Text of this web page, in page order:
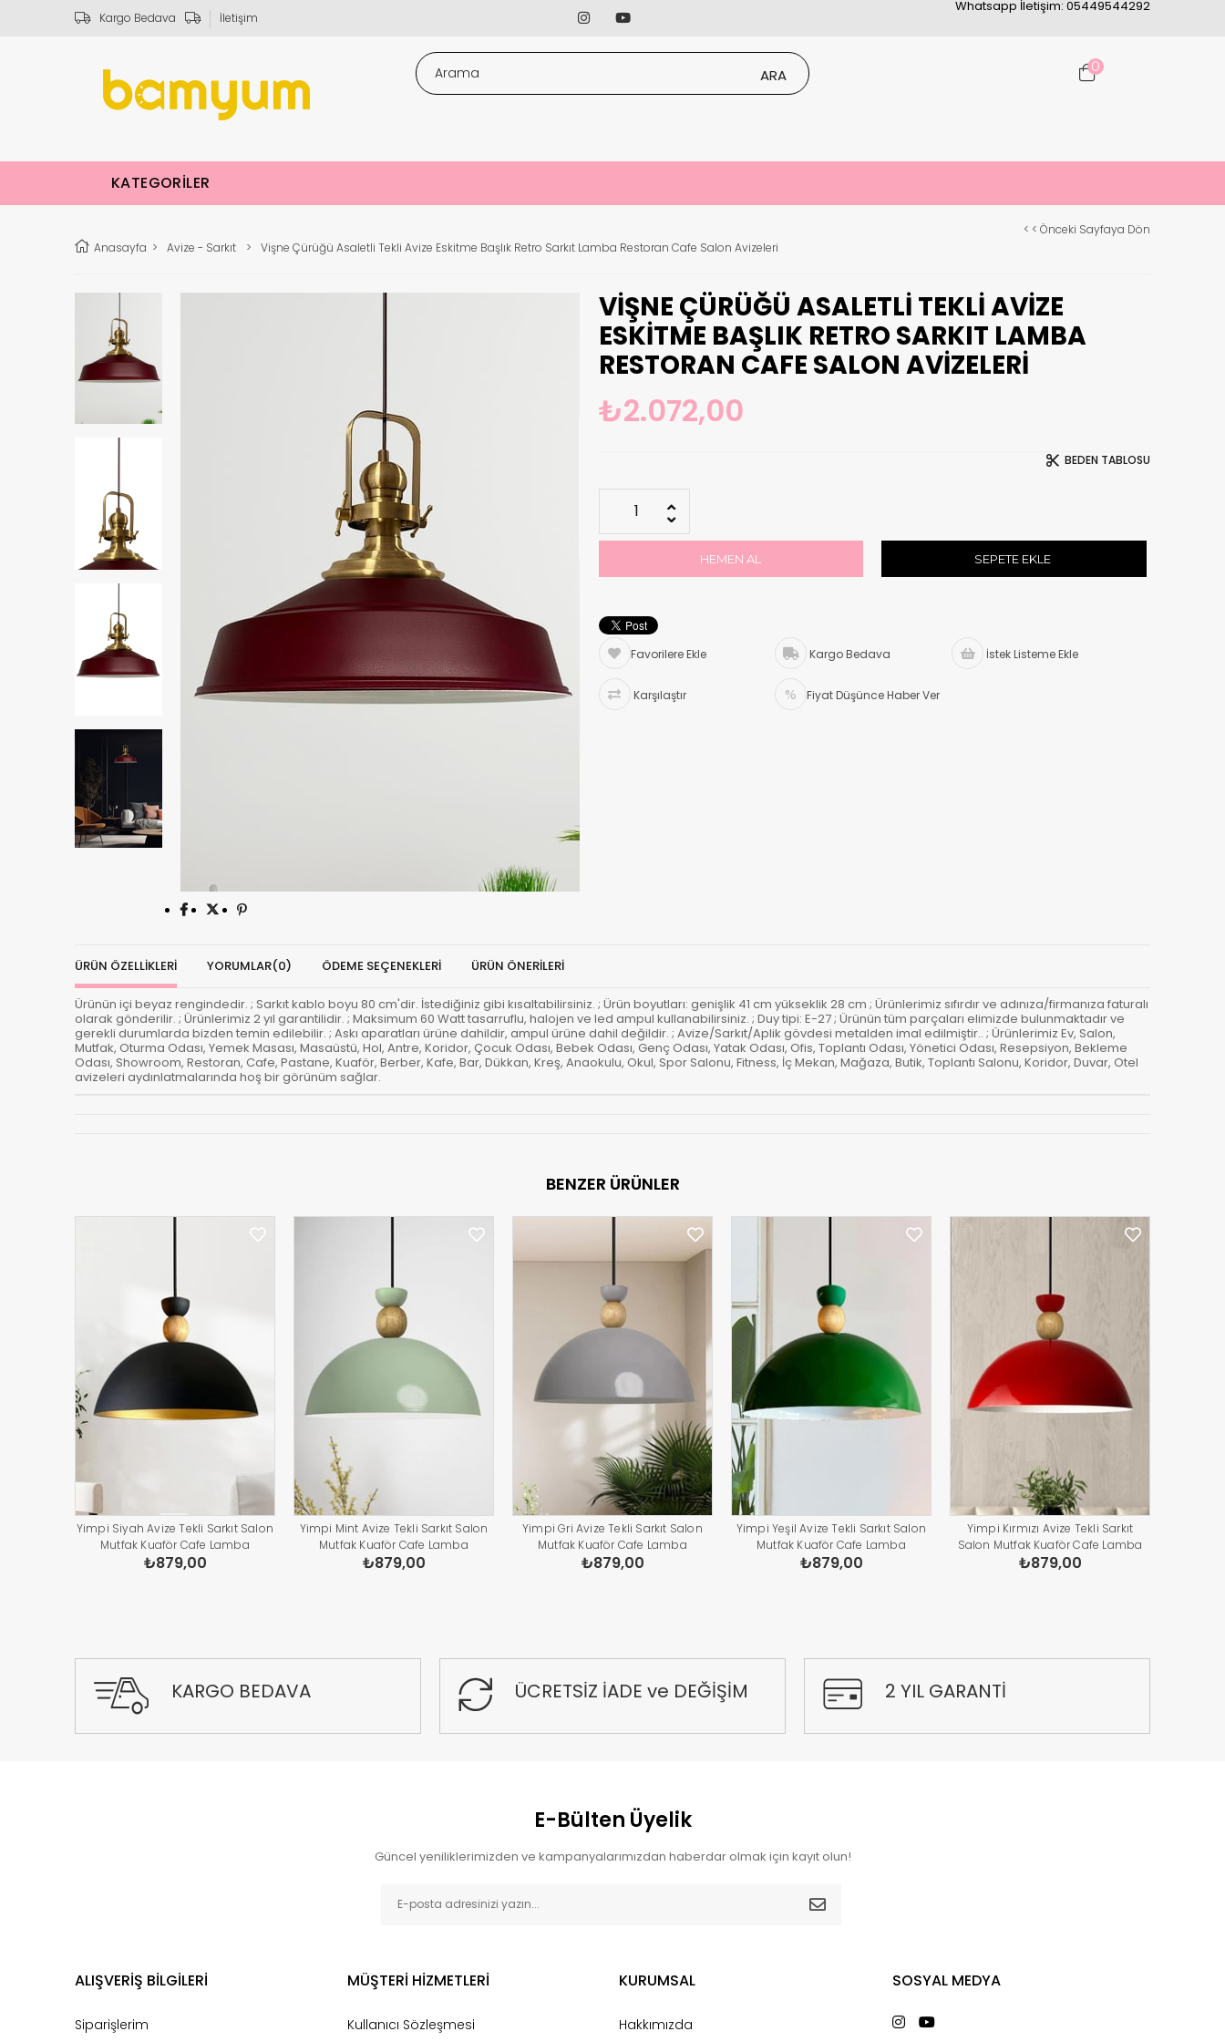
Kargo Bedava İletişim
Whatsapp İletişim: 05449544292
0
KATEGORİLER
Anasayfa > Avize - Sarkıt > Vişne Çürüğü Asaletli Tekli Avize Eskitme Başlık Retro Sarkıt Lamba Restoran Cafe Salon Avizeleri
< < Önceki Sayfaya Dön
VIŞNE ÇÜRÜĞÜ ASALETLI TEKLI AVIZE
ESKITME BAŞLIK RETRO SARKIT LAMBA
RESTORAN CAFE SALON AVIZELERI
₺2.072,00
BEDEN TABLOSU
Favorilere Ekle Kargo Bedava İstek Listeme Ekle
Karşılaştır Fiyat Düşünce Haber Ver
ÜRÜN ÖZELLIKLERI YORUMLAR(0) ÖDEME SEÇENEKLERI ÜRÜN ÖNERILERI
Ürünün içi beyaz rengindedir. ; Sarkıt kablo boyu 80 cm'dir. İstediğiniz gibi kısaltabilirsiniz. ; Ürün boyutları: genişlik 41 cm yükseklik 28 cm ; Ürünlerimiz sıfırdır ve adınıza/firmanıza faturalı
olarak gönderilir. ; Ürünlerimiz 2 yıl garantilidir. ; Maksimum 60 Watt tasarruflu, halojen ve led ampul kullanabilirsiniz. ; Duy tipi: E-27 ; Ürünün tüm parçaları elimizde bulunmaktadır ve
gerekli durumlarda bizden temin edilebilir. ; Askı aparatları ürüne dahildir, ampul ürüne dahil değildir. ; Avize/Sarkıt/Aplik gövdesi metalden imal edilmiştir.. ; Ürünlerimiz Ev, Salon,
Mutfak, Oturma Odası, Yemek Masası, Masaüstü, Hol, Antre, Koridor, Çocuk Odası, Bebek Odası, Genç Odası, Yatak Odası, Ofis, Toplantı Odası, Yönetici Odası, Resepsiyon, Bekleme
Odası, Showroom, Restoran, Cafe, Pastane, Kuaför, Berber, Kafe, Bar, Dükkan, Kreş, Anaokulu, Okul, Spor Salonu, Fitness, İç Mekan, Mağaza, Butik, Toplantı Salonu, Koridor, Duvar, Otel
avizeleri aydınlatmalarında hoş bir görünüm sağlar.
BENZER ÜRÜNLER
Yimpi Siyah Avize Tekli Sarkıt Salon
Mutfak Kuaför Cafe Lamba
Dekoratif Aydınlatma Pastane
₺879,00
Yimpi Mint Avize Tekli Sarkıt Salon
Mutfak Kuaför Cafe Lamba
Dekoratif Aydınlatma Pastane
₺879,00
Yimpi Gri Avize Tekli Sarkıt Salon
Mutfak Kuaför Cafe Lamba
Dekoratif Aydınlatma Pastane
₺879,00
Yimpi Yeşil Avize Tekli Sarkıt Salon
Mutfak Kuaför Cafe Lamba
Dekoratif Aydınlatma Pastane
₺879,00
Yimpi Kırmızı Avize Tekli Sarkıt
Salon Mutfak Kuaför Cafe Lamba
Dekoratif Aydınlatma Pastane
₺879,00
KARGO BEDAVA ÜCRETSİZ İADE ve DEĞİŞİM 2 YIL GARANTİ
E-Bülten Üyelik
Güncel yeniliklerimizden ve kampanyalarımızdan haberdar olmak için kayıt olun!
ALIŞVERİŞ BİLGİLERİ
Siparişlerim
MÜŞTERİ HİZMETLERİ
Kullanıcı Sözleşmesi
KURUMSAL
Hakkımızda
SOSYAL MEDYA